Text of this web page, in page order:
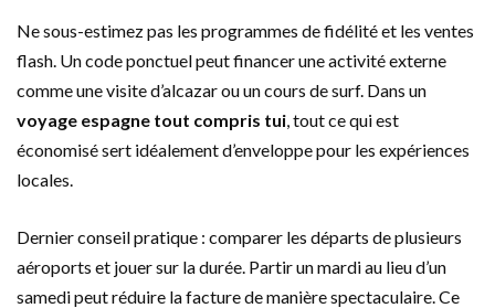
Ne sous-estimez pas les programmes de fidélité et les ventes
flash. Un code ponctuel peut financer une activité externe
comme une visite d’alcazar ou un cours de surf. Dans un
voyage espagne tout compris tui, tout ce qui est
économisé sert idéalement d’enveloppe pour les expériences
locales.
Dernier conseil pratique : comparer les départs de plusieurs
aéroports et jouer sur la durée. Partir un mardi au lieu d’un
samedi peut réduire la facture de manière spectaculaire. Ce